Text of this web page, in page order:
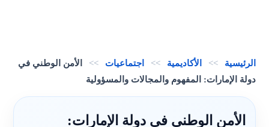
الرئيسية >> الأكاديمية >> اجتماعيات >>
الأمن الوطني في
دولة الإمارات: المفهوم والمجالات والمسؤولية
الأمن الوطني في دولة الإمارات: